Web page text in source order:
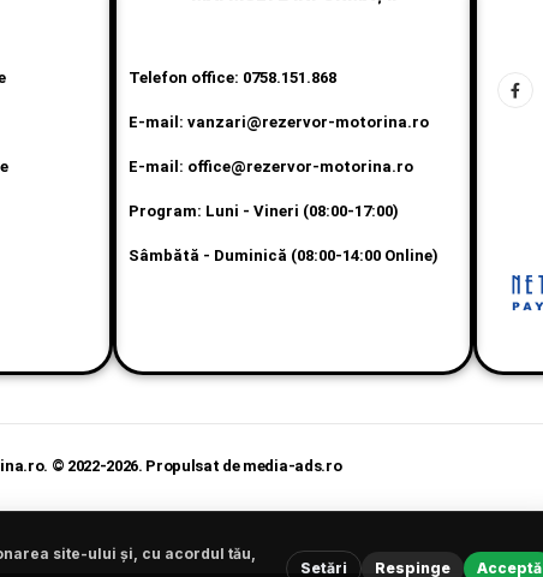
Telefon office: 0758.151.868
E-mail: vanzari@rezervor-motorina.ro
E-mail: office@rezervor-motorina.ro
Program: Luni - Vineri (08:00-17:00)
Sâmbătă - Duminică (08:00-14:00 Online)
© 2022-2026. Propulsat de media-ads.ro
site-ului și, cu acordul tău,
Setări Respinge Acceptă